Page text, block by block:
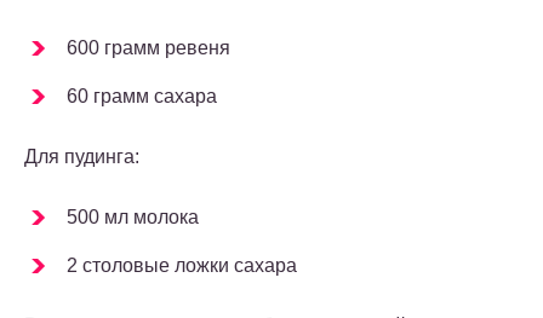
600 грамм ревеня
60 грамм сахара
Для пудинга:
500 мл молока
2 столовые ложки сахара